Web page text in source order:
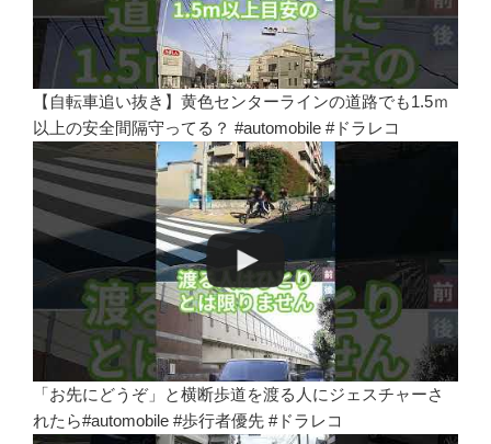
【自転車追い抜き】黄色センターラインの道路でも1.5ｍ
以上の安全間隔守ってる？ #automobile #ドラレコ
「お先にどうぞ」と横断歩道を渡る人にジェスチャーさ
れたら#automobile #歩行者優先 #ドラレコ